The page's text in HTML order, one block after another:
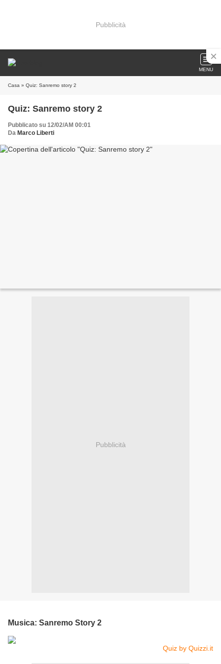
Pubblicità
MENU
Casa » Quiz: Sanremo story 2
Quiz: Sanremo story 2
Pubblicato su 12/02/AM 00:01
Da Marco Liberti
Pubblicità
Musica: Sanremo Story 2
Quiz by Quizzi.it